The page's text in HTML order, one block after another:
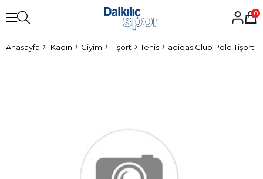
0
Anasayfa Kadın Giyim Tişört Tenis adidas Club Polo Tişört